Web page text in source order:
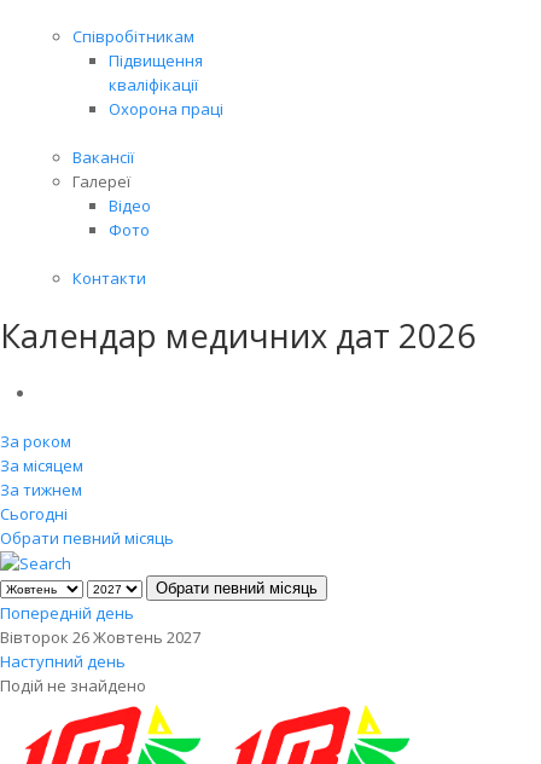
Співробітникам
Підвищення
кваліфікації
Охорона праці
Вакансії
Галереї
Відео
Фото
Контакти
Календар медичних дат 2026
За роком
За місяцем
За тижнем
Сьогодні
Обрати певний місяць
Обрати певний місяць
Попередній день
Вівторок 26 Жовтень 2027
Наступний день
Подій не знайдено